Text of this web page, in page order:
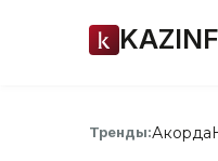
Тренды:Акорда